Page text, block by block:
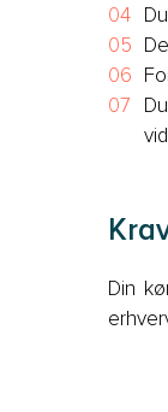
Din